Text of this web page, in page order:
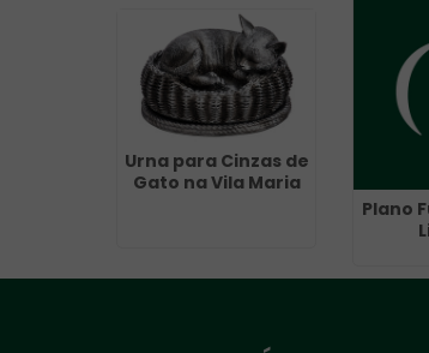
Urna para Cinzas de
Gato na Vila Maria
Plano